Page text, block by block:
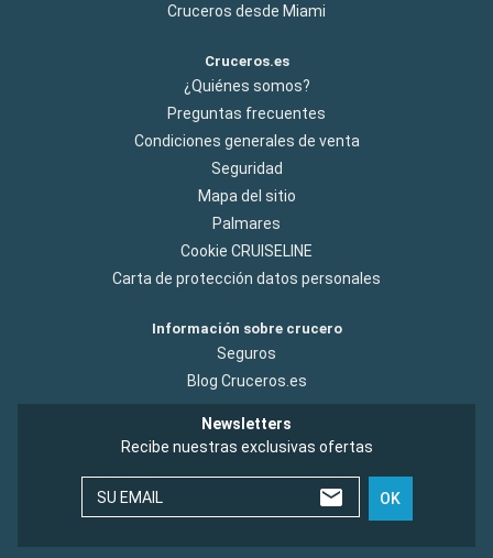
Cruceros desde Miami
Cruceros.es
¿Quiénes somos?
Preguntas frecuentes
Condiciones generales de venta
Seguridad
Mapa del sitio
Palmares
Cookie CRUISELINE
Carta de protección datos personales
Información sobre crucero
Seguros
Blog Cruceros.es
Newsletters
Recibe nuestras exclusivas ofertas
SU EMAIL OK